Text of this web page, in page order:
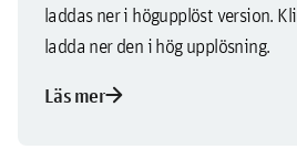
laddas ner i högupplöst version.
ladda ner den i hög upplösning.
Läs merarrow_forward